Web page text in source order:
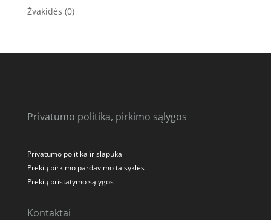
Žvakidės (0)
Privatumo politika, pirkimo sąlygos
Privatumo politika ir slapukai
Prekių pirkimo pardavimo taisyklės
Prekių pristatymo sąlygos
Kontaktai